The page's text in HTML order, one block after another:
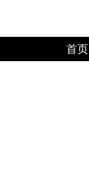
首页